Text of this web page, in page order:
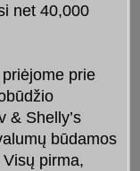
net 40,000
prie
& Shelly’s
būdamos
pirma,